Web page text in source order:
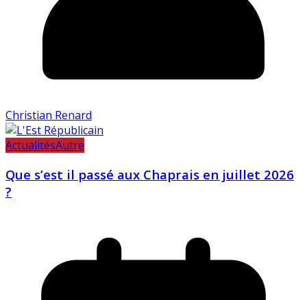
Christian Renard
ActualitésAutre
Que s’est il passé aux Chaprais en juillet 2026
?